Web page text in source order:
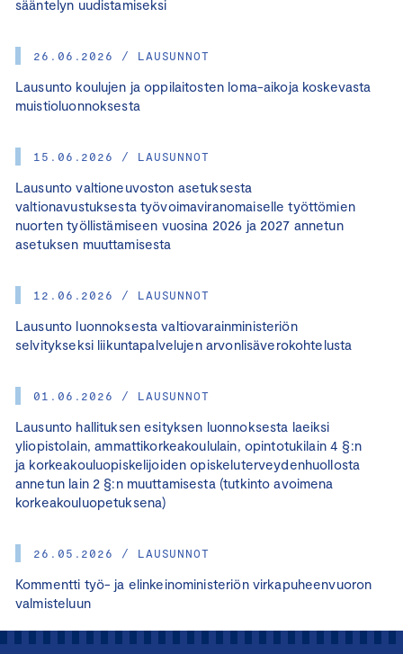
sääntelyn uudistamiseksi
26.06.2026 / LAUSUNNOT
Lausunto koulujen ja oppilaitosten loma-aikoja koskevasta
muistioluonnoksesta
15.06.2026 / LAUSUNNOT
Lausunto valtioneuvoston asetuksesta
valtionavustuksesta työvoimaviranomaiselle työttömien
nuorten työllistämiseen vuosina 2026 ja 2027 annetun
asetuksen muuttamisesta
12.06.2026 / LAUSUNNOT
Lausunto luonnoksesta valtiovarainministeriön
selvitykseksi liikuntapalvelujen arvonlisäverokohtelusta
01.06.2026 / LAUSUNNOT
Lausunto hallituksen esityksen luonnoksesta laeiksi
yliopistolain, ammattikorkeakoululain, opintotukilain 4 §:n
ja korkeakouluopiskelijoiden opiskeluterveydenhuollosta
annetun lain 2 §:n muuttamisesta (tutkinto avoimena
korkeakouluopetuksena)
26.05.2026 / LAUSUNNOT
Kommentti työ- ja elinkeinoministeriön virkapuheenvuoron
valmisteluun